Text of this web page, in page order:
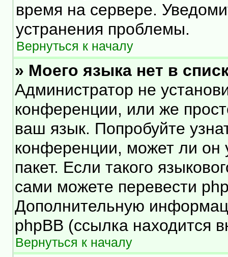
время на сервере.
устранения проблемы.
Вернуться к началу
» Моего языка нет в
Администратор не
конференции, или же
ваш язык. Попробуйте
конференции, может ли он
пакет. Если такого
сами можете перевести
Дополнительную
phpBB (ссылка находится
Вернуться к началу